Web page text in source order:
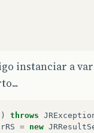
instanciar a
) throws
= new